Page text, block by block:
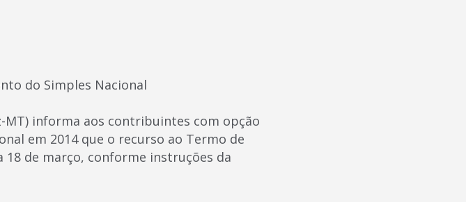
do Simples Nacional
MT) informa aos contribuintes com opção
em 2014 que o recurso ao Termo de
de março, conforme instruções da